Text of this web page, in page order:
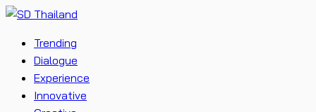
Trending
Dialogue
Experience
Innovative